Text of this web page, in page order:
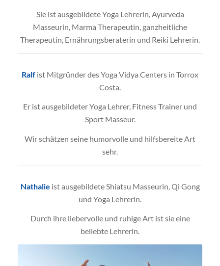
Sie ist ausgebildete Yoga Lehrerin, Ayurveda
Masseurin, Marma Therapeutin, ganzheitliche
Therapeutin, Ernährungsberaterin und Reiki Lehrerin.
Ralf ist Mitgründer des Yoga Vidya Centers in Torrox
Costa.
Er ist ausgebildeter Yoga Lehrer, Fitness Trainer und
Sport Masseur.
Wir schätzen seine humorvolle und hilfsbereite Art
sehr.
Nathalie ist ausgebildete Shiatsu Masseurin, Qi Gong
und Yoga Lehrerin.
Durch ihre liebervolle und ruhige Art ist sie eine
beliebte Lehrerin.